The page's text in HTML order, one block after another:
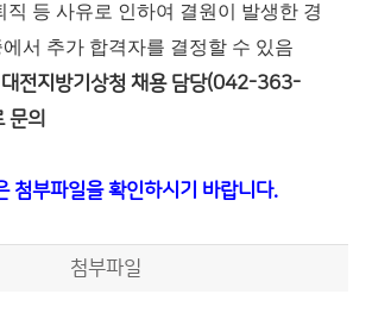
직 등 사유로 인하여 결원이 발생한 경
서 추가 합격자를 결정할 수 있음
대전지방기상청 채용 담당(042-363-
문의
첨부파일을 확인하시기 바랍니다.
첨부파일